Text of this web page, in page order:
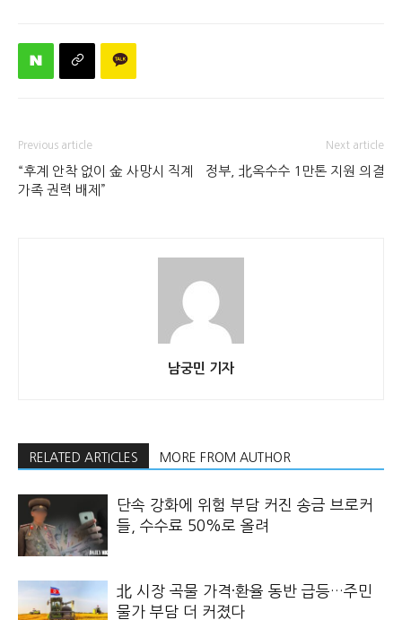
Previous article
“후계 안착 없이 金 사망시 직계
가족 권력 배제”
Next article
정부, 北옥수수 1만톤 지원 의결
남궁민 기자
RELATED ARTICLES MORE FROM AUTHOR
단속 강화에 위험 부담 커진 송금 브로커
들, 수수료 50%로 올려
北 시장 곡물 가격·환율 동반 급등…주민
물가 부담 더 커졌다